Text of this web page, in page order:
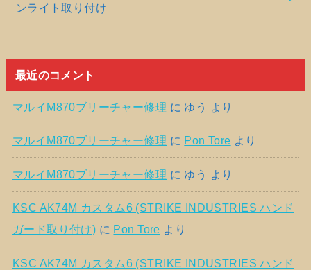
ンライト取り付け
最近のコメント
マルイM870ブリーチャー修理 に ゆう より
マルイM870ブリーチャー修理 に Pon Tore より
マルイM870ブリーチャー修理 に ゆう より
KSC AK74M カスタム6 (STRIKE INDUSTRIES ハンド
ガード取り付け) に Pon Tore より
KSC AK74M カスタム6 (STRIKE INDUSTRIES ハンド